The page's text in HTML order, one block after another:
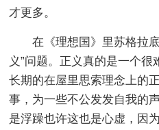
才更多。
在《理想国》里苏格拉
义”问题。正义真的是一个
长期的在屋里思索理念上的
事，为一些不公发发自我的
是浮躁也许这也是心虚，因